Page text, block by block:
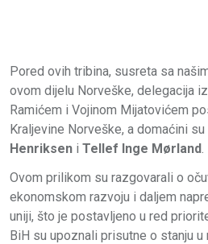
Pored ovih tribina, susreta sa
ovom dijelu Norveške, delegacija
Ramićem i Vojinom Mijatovićem
Kraljevine Norveške, a domaćini
Henriksen i Tellef Inge Mørland.
Ovom prilikom su razgovarali o
ekonomskom razvoju i daljem
uniji, što je postavljeno u red
BiH su upoznali prisutne o stanju